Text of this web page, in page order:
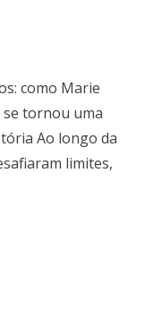
como Marie
se tornou uma
Ao longo da
limites,